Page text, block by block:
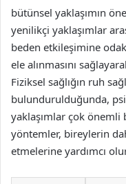
bütünsel yaklaşımın
yenilikçi yaklaşımlar
beden etkileşimine
ele alınmasını
Fiziksel sağlığın ruh
bulundurulduğunda,
yaklaşımlar çok
yöntemler, bireylerin
etmelerine yardımcı